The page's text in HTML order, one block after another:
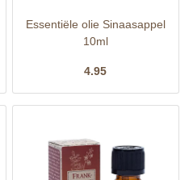
Essentiële olie Sinaasappel
10ml
4.95